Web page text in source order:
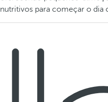
nutritivos para começar o dia